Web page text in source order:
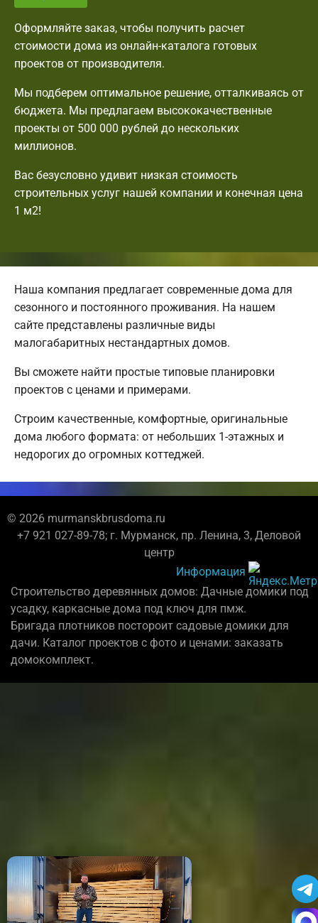
Оформляйте заказ, чтобы получить расчет
стоимости дома из онлайн-каталога готовых
проектов от производителя.
Мы подберем оптимальное решение, отталкиваясь от
бюджета. Мы предлагаем высококачественные
проекты от 500 000 рублей до нескольких
миллионов.
Вас безусловно удивит низкая стоимость
строительных услуг нашей компании и конечная цена
1 м2!
Наша компания предлагает современные дома для
сезонного и постоянного проживания. На нашем
сайте представлены различные виды
малогабаритных нестандартных домов.
Вы сможете найти простые типовые планировки
проектов с ценами и примерами.
Строим качественные, комфортные, оригинальные
дома любого формата: от небольших 1-этажных и
недорогих до огромных коттеджей.
© 2026 murmanskbrusdoma.ru
+7 921 027-89-78; г. Мурманск, пр. Ленина, 3, Деловой
центр
Информация
Строительство деревянных домов: Дачные домики под
усадку, каркасные дома под ключ для пмж.
Бригада плотников постороит садовые домики для
дачи. Каталог проектов с фото и ценами: заказать
домокомплект.